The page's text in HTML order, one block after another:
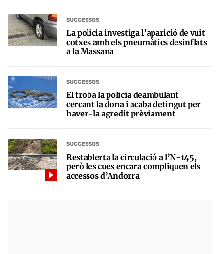
SUCCESSOS
La policia investiga l’aparició de vuit
cotxes amb els pneumàtics desinflats
a la Massana
SUCCESSOS
El troba la policia deambulant
cercant la dona i acaba detingut per
haver-la agredit prèviament
SUCCESSOS
Restablerta la circulació a l’N-145,
però les cues encara compliquen els
accessos d’Andorra